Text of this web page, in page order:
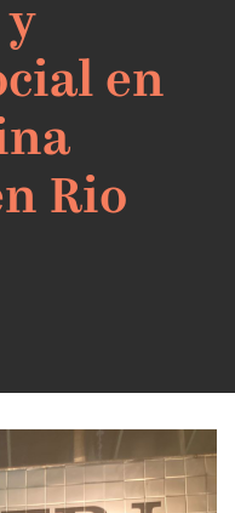
en
Rio